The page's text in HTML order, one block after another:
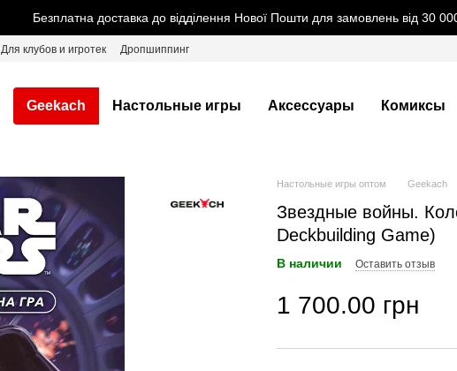
Безплатна доставка до відділення Нової Пошти для замовлень від 30
Для клубов и игротек Дропшиппинг
Geekach Настольные игры Аксессуары Комиксы
Настольные игры оптом Geekach
Звездные войны.
Deckbuilding Game)
В наличии Оставить отзыв
1 700.00 грн